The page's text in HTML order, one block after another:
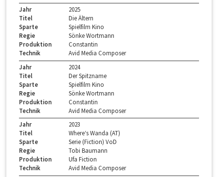
Jahr
2025
Titel
Die Ältern
Sparte
Spielfilm Kino
Regie
Sönke Wortmann
Produktion
Constantin
Technik
Avid Media Composer
Jahr
2024
Titel
Der Spitzname
Sparte
Spielfilm Kino
Regie
Sönke Wortmann
Produktion
Constantin
Technik
Avid Media Composer
Jahr
2023
Titel
Where‘s Wanda (AT)
Sparte
Serie (Fiction) VoD
Regie
Tobi Baumann
Produktion
Ufa Fiction
Technik
Avid Media Composer